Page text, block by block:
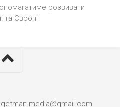
розвивати
та Європі